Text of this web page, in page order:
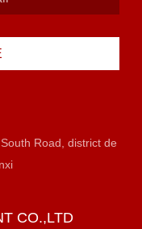
Road, district de
CO.,LTD